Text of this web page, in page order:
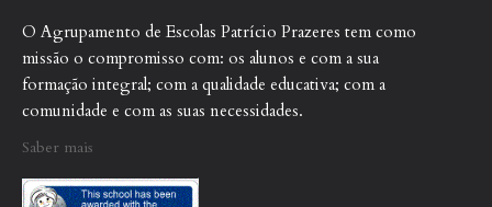
O Agrupamento de Escolas Patrício Prazeres tem como
missão o compromisso com: os alunos e com a sua
formação integral; com a qualidade educativa; com a
comunidade e com as suas necessidades.
Saber mais